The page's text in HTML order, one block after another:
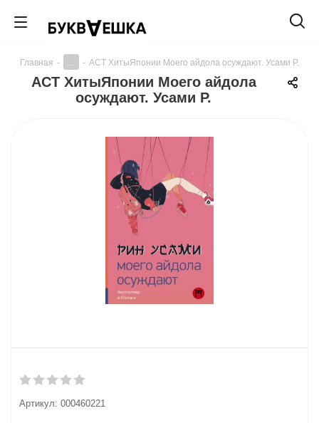
Главная - - АСТ ХитыЯпонии Моего айдола осуждают. Усами Р.
АСТ ХитыЯпонии Моего айдола
осуждают. Усами Р.
Артикул: 000460221